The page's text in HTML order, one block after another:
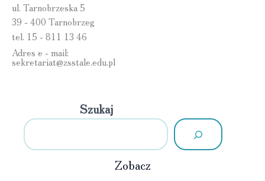
ul. Tarnobrzeska 5
39 - 400 Tarnobrzeg
tel. 15 - 811 13 46
Adres e - mail:
sekretariat@zsstale.edu.pl
Szukaj
Zobacz